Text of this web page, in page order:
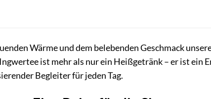
Wärme und dem belebenden Geschmack
ist mehr als nur ein Heißgetränk – er ist ein
Begleiter für jeden Tag.